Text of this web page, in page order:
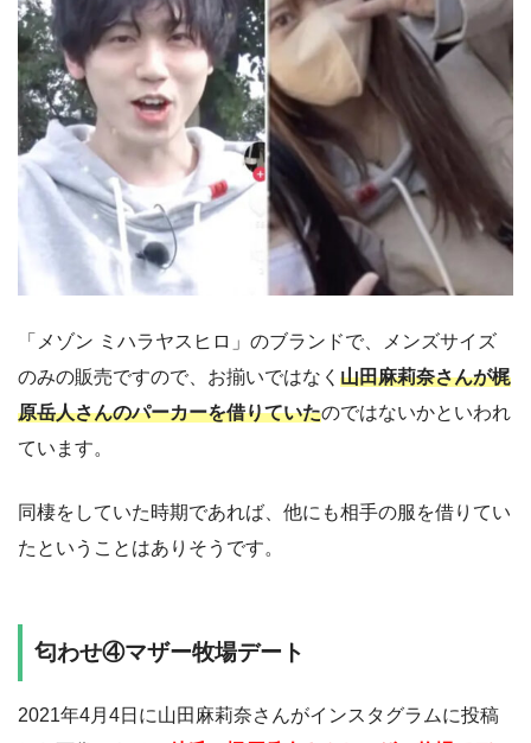
「メゾン ミハラヤスヒロ」のブランドで、メンズサイズ
のみの販売ですので、お揃いではなく 山田麻莉奈さんが梶
原岳人さんのパーカーを借りていたのではないかといわれ
ています。
同棲をしていた時期であれば、他にも相手の服を借りてい
たということはありそうです。
匂わせ④マザー牧場デート
2021年4月4日に山田麻莉奈さんがインスタグラムに投稿